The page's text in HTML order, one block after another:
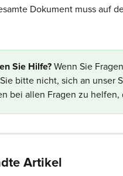
Dokument muss auf
Sie Hilfe? Wenn Sie
bitte nicht, sich an unser
bei allen Fragen zu helfen,
Artikel